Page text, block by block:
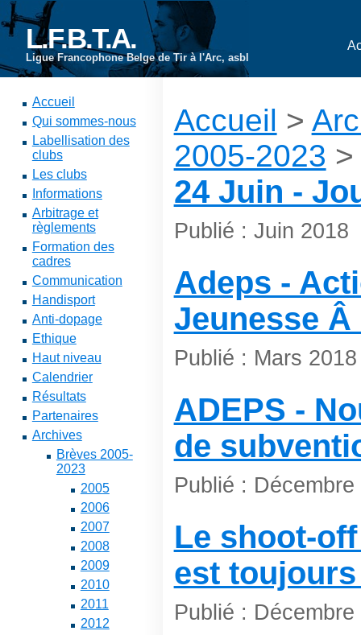
L.F.B.T.A.
Ligue Francophone Belge de Tir à l'Arc, asbl
Accueil
Qui sommes-nous
Labellisation des
clubs
Les clubs
Informations
Arbitrage et
règlements
Formation des
cadres
Communication
Handisport
Anti-dopage
Ethique
Haut niveau
Calendrier
Résultats
Partenaires
Archives
Brèves 2005-
2023
2005
2006
2007
2008
2009
2010
2011
2012
Accueil >
2005-2023
24 Juin -
Publié : Juin 2018
Adeps -
Jeunesse Â
Publié : Mars 2018
ADEPS -
de
Publié : Décembre
Le shoot-
est
Publié : Décembre